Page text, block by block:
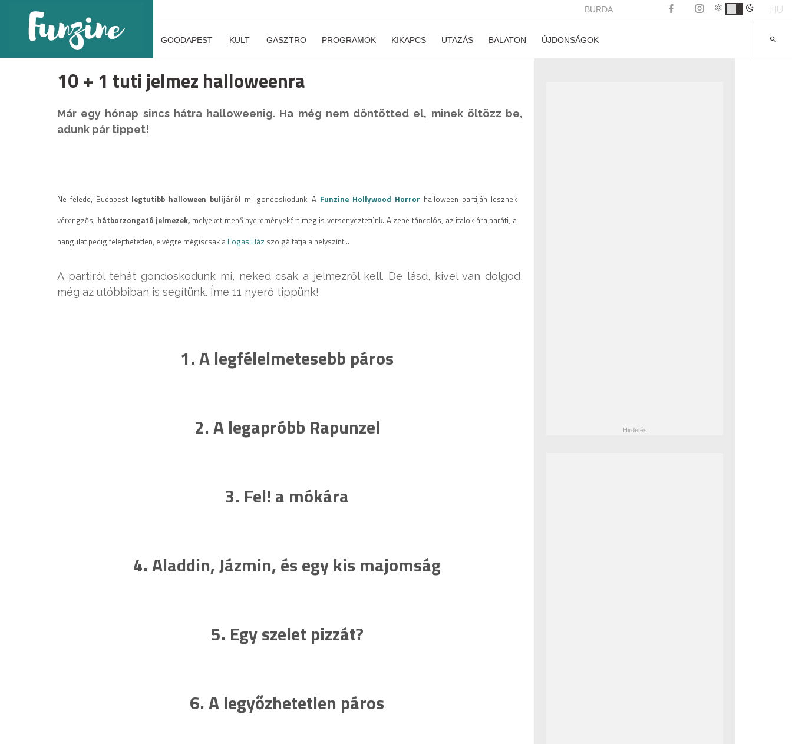
BURDA HU
GOODAPEST KULT GASZTRO PROGRAMOK KIKAPCS UTAZÁS BALATON ÚJDONSÁGOK
10 + 1 tuti jelmez halloweenra
Már egy hónap sincs hátra halloweenig. Ha még nem döntötted el, minek öltözz be,
adunk pár tippet!
Ne feledd, Budapest legtutibb halloween bulijáról mi gondoskodunk. A Funzine Hollywood Horror halloween partiján lesznek
vérengzős, hátborzongató jelmezek, melyeket menő nyereményekért meg is versenyeztetünk. A zene táncolós, az italok ára baráti, a
hangulat pedig felejthetetlen, elvégre mégiscsak a Fogas Ház szolgáltatja a helyszínt…
A partiról tehát gondoskodunk mi, neked csak a jelmezről kell. De lásd, kivel van dolgod,
még az utóbbiban is segítünk. Íme 11 nyerő tippünk!
1. A legfélelmetesebb páros
2. A legapróbb Rapunzel
3. Fel! a mókára
4. Aladdin, Jázmin, és egy kis majomság
5. Egy szelet pizzát?
6. A legyőzhetetlen páros